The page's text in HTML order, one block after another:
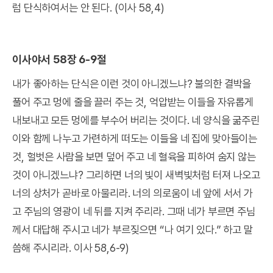
럼 단식하여서는 안 된다. (이사 58,4)
이사야서 58장 6-9절
내가 좋아하는 단식은 이런 것이 아니겠느냐? 불의한 결박을
풀어 주고 멍에 줄을 끌러 주는 것, 억압받는 이들을 자유롭게
내보내고 모든 멍에를 부수어 버리는 것이다. 네 양식을 굶주린
이와 함께 나누고 가련하게 떠도는 이들을 네 집에 맞아들이는
것, 헐벗은 사람을 보면 덮어 주고 네 혈육을 피하여 숨지 않는
것이 아니겠느냐? 그리하면 너의 빛이 새벽빛처럼 터져 나오고
너의 상처가 곧바로 아물리라. 너의 의로움이 네 앞에 서서 가
고 주님의 영광이 네 뒤를 지켜 주리라. 그때 네가 부르면 주님
께서 대답해 주시고 네가 부르짖으면 “나 여기 있다.” 하고 말
씀해 주시리라. 이사 58,6-9)